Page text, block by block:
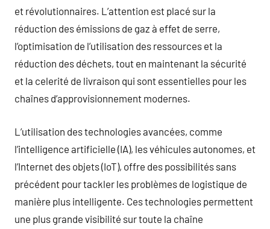
et révolutionnaires. L’attention est placé sur la
réduction des émissions de gaz à effet de serre,
l’optimisation de l’utilisation des ressources et la
réduction des déchets, tout en maintenant la sécurité
et la celerité de livraison qui sont essentielles pour les
chaînes d’approvisionnement modernes.
L’utilisation des technologies avancées, comme
l’intelligence artificielle (IA), les véhicules autonomes, et
l’Internet des objets (IoT), offre des possibilités sans
précédent pour tackler les problèmes de logistique de
manière plus intelligente. Ces technologies permettent
une plus grande visibilité sur toute la chaîne